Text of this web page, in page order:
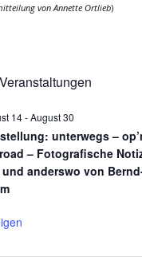
von Annette Ortlieb)
14-August 30
unterwegs –
– Fotografische
und anderswo von